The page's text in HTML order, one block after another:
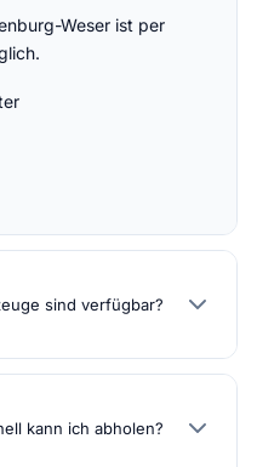
Weser ist per
sind verfügbar?
kann ich abholen?